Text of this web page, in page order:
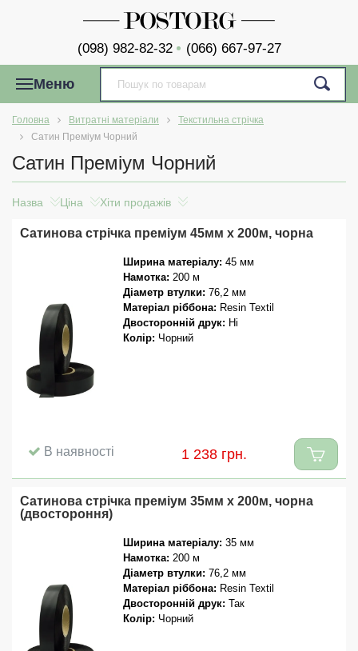
(098) 982-82-32 (066) 667-97-27
Меню
Головна Витратні матеріали
Текстильна стрічка
Сатин Преміум Чорний
Сатин Преміум Чорний
Назва Ціна Хіти продажів
Сатинова стрічка преміум 45мм x 200м, чорна
Ширина матеріалу: 45 мм
Намотка: 200 м
Діаметр втулки: 76,2 мм
Матеріал ріббона: Resin Textil
Двосторонній друк: Ні
Колір: Чорний
В наявності 1 238 грн.
Сатинова стрічка преміум 35мм x 200м, чорна
(двостороння)
Ширина матеріалу: 35 мм
Намотка: 200 м
Діаметр втулки: 76,2 мм
Матеріал ріббона: Resin Textil
Двосторонній друк: Так
Колір: Чорний